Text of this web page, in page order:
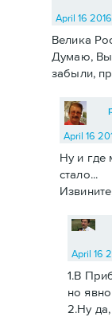
April 16
Велика
Думаю, Вы
забыли,
April 16
Ну и где
стало...
April 16
1.В
но
2.Ну